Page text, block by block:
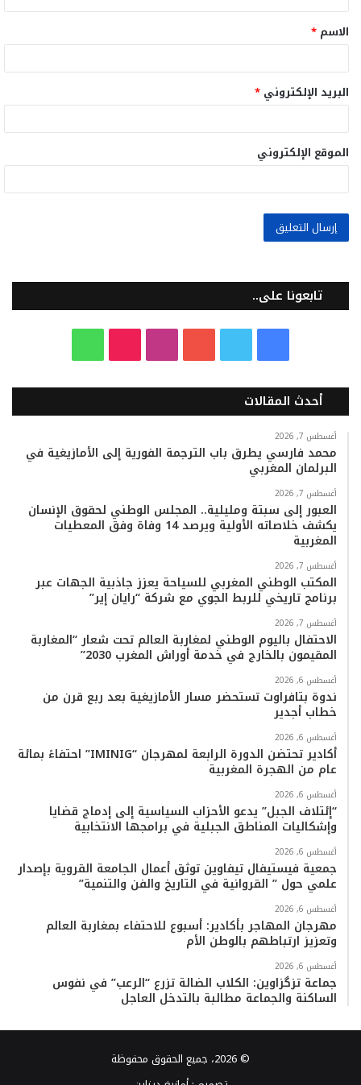
ق
*
الاسم *
البريد الإلكتروني *
الموقع الإلكتروني
تابعونا على..
س
و
ك
ي
ت
ب
س
ت
ا
k
T
k
ت
س
ب
أحدث المقالات
أغسطس 7, 2026
محمد فارسي يطرق باب الترجمة الفورية إلى الأمازيغية في
البرلمان المغربي
أغسطس 7, 2026
العبور إلى سبتة ومليلية.. المجلس الوطني لحقوق الإنسان
يكشف خلاصاته الأولية ويرصد 14 وفاة وفق المعطيات
المغربية
أغسطس 7, 2026
المكتب الوطني المغربي للسياحة يعزز جاذبية الجهات عبر
برنامج تاريخي للربط الجوي مع شركة “رايان إير”
أغسطس 7, 2026
الاحتفال باليوم الوطني لمغاربة العالم تحت شعار “المغاربة
المقيمون بالخارج في خدمة أوراش المغرب 2030”
أغسطس 6, 2026
ندوة بتافراوت تستحضر مسار الأمازيغية بعد ربع قرن من
خطاب أجدير
أغسطس 6, 2026
أكادير تحتضن الدورة الرابعة لمهرجان “IMINIG” احتفاءً بمائة
عام من الهجرة المغربية
أغسطس 6, 2026
“إئتلاف الجبل” يدعو الأحزاب السياسية إلى إدماج قضايا
وإشكاليات المناطق الجبلية في برامجها الانتخابية
أغسطس 6, 2026
جمعية فيستيفال تيفاوين توثق أعمال الجامعة القروية بإصدار
علمي حول ” القروانية في التاريخ والفن والتنمية”
أغسطس 6, 2026
مهرجان المهاجر بأكادير: أسبوع للاحتفاء بمغاربة العالم
وتعزيز ارتباطهم بالوطن الأم
أغسطس 6, 2026
جماعة تزگزاوين: الكلاب الضالة تزرع “الرعب” في نفوس
الساكنة والجماعة مطالبة بالتدخل العاجل
© 2026، جميع الحقوق محفوظة